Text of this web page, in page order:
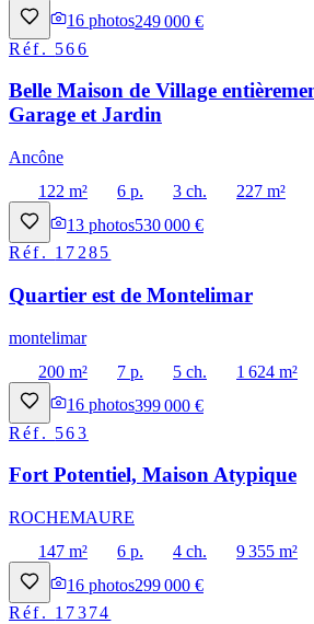
16 photos249 000 €
Réf. 566
Belle Maison de Village
Garage et Jardin
Ancône
122 m²
6 p. 3 ch.
227 m²
13 photos530 000 €
Réf. 17285
Quartier est de Montelimar
montelimar
200 m²
7 p. 5 ch.
1 624 m²
16 photos399 000 €
Réf. 563
Fort Potentiel, Maison Atypique
ROCHEMAURE
147 m²
6 p. 4 ch.
9 355 m²
16 photos299 000 €
Réf. 17374